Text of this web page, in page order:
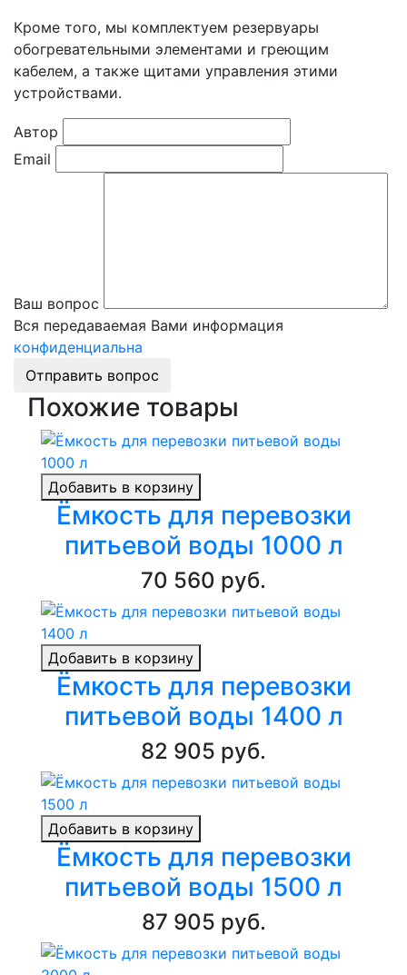
Кроме того, мы комплектуем резервуары
обогревательными элементами и греющим
кабелем, а также щитами управления этими
устройствами.
Автор
Email
Ваш вопрос
Вся передаваемая Вами информация
конфиденциальна
Отправить вопрос
Похожие товары
Добавить в корзину
Ёмкость для перевозки
питьевой воды 1000 л
70 560 руб.
Добавить в корзину
Ёмкость для перевозки
питьевой воды 1400 л
82 905 руб.
Добавить в корзину
Ёмкость для перевозки
питьевой воды 1500 л
87 905 руб.